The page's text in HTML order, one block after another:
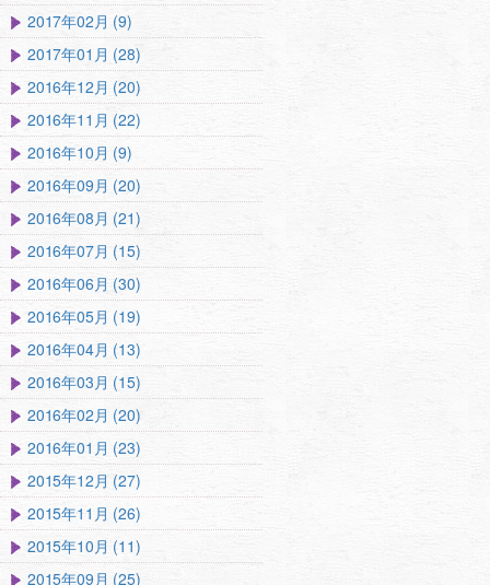
2017年02月 (9)
2017年01月 (28)
2016年12月 (20)
2016年11月 (22)
2016年10月 (9)
2016年09月 (20)
2016年08月 (21)
2016年07月 (15)
2016年06月 (30)
2016年05月 (19)
2016年04月 (13)
2016年03月 (15)
2016年02月 (20)
2016年01月 (23)
2015年12月 (27)
2015年11月 (26)
2015年10月 (11)
2015年09月 (25)